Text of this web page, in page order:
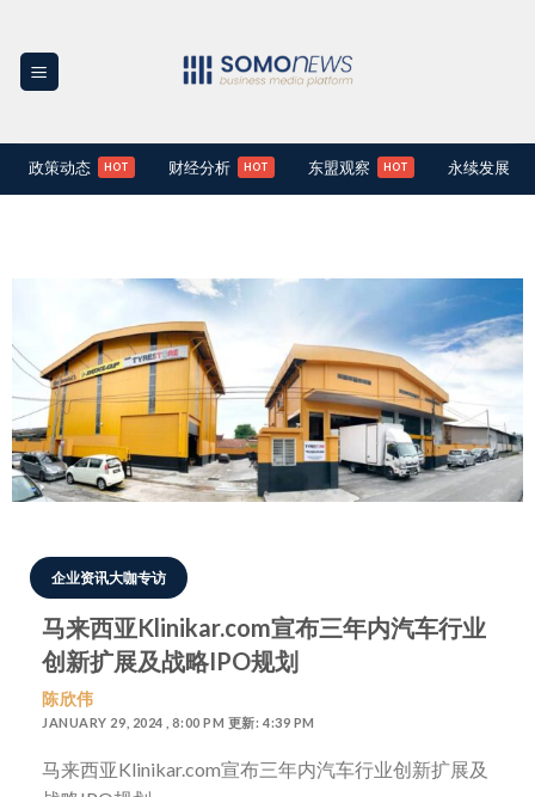
content
政策动态 财经分析 东盟观察 永续发展
企业资讯大咖专访
马来西亚Klinikar.com宣布三年内汽车行业
创新扩展及战略IPO规划
陈欣伟
JANUARY 29, 2024 , 8:00 PM 更新: 4:39 PM
马来西亚Klinikar.com宣布三年内汽车行业创新扩展及